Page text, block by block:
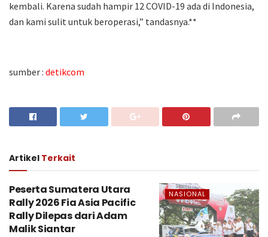
kembali. Karena sudah hampir 12 COVID-19 ada di Indonesia,
dan kami sulit untuk beroperasi,” tandasnya.**
sumber : detikcom
Artikel Terkait
NASIONAL
Peserta Sumatera Utara
Rally 2026 Fia Asia Pacific
Rally Dilepas dari Adam
Malik Siantar